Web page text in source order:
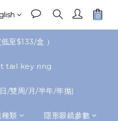
至$133/盒 ）
tail key ring
/雙周/月/半年/年拋)
種類 隱形眼鏡參數